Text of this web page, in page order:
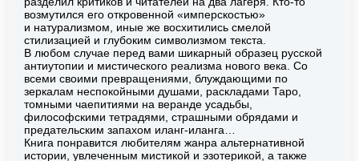
возмутился его откровенной «имперскостью»
и натурализмом, иные же восхитились смелой
стилизацией и глубоким символизмом текста.
В любом случае перед вами шикарный образец русской
антиутопии и мистического реализма нового века. Со
всеми своими превращениями, блуждающими по
зеркалам неспокойными душами, раскладами Таро,
томными чаепитиями на веранде усадьбы,
философскими тетрадями, страшными обрядами и
предательским запахом иланг-иланга…
Книга понравится любителям жанра альтернативной
истории, увлеченным мистикой и эзотерикой, а также